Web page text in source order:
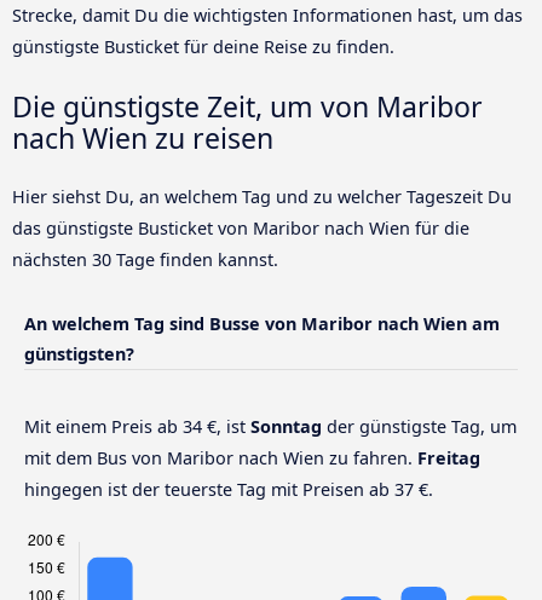
Strecke, damit Du die wichtigsten Informationen hast, um das
günstigste Busticket für deine Reise zu finden.
Die günstigste Zeit, um von Maribor
nach Wien zu reisen
Hier siehst Du, an welchem Tag und zu welcher Tageszeit Du
das günstigste Busticket von Maribor nach Wien für die
nächsten 30 Tage finden kannst.
An welchem Tag sind Busse von Maribor nach Wien am
günstigsten?
Mit einem Preis ab 34 €, ist Sonntag der günstigste Tag, um
mit dem Bus von Maribor nach Wien zu fahren. Freitag
hingegen ist der teuerste Tag mit Preisen ab 37 €.